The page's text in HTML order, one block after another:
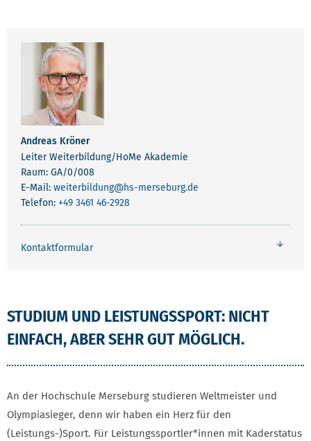
Andreas Kröner
Leiter Weiterbildung/HoMe Akademie
Raum: GA/0/008
E-Mail: weiterbildung@hs-merseburg.de
Telefon: +49 3461 46-2928
Kontaktformular
STUDIUM UND LEISTUNGSSPORT: NICHT
EINFACH, ABER SEHR GUT MÖGLICH.
An der Hochschule Merseburg studieren Weltmeister und
Olympiasieger, denn wir haben ein Herz für den
(Leistungs-)Sport. Für Leistungssportler*innen mit Kaderstatus